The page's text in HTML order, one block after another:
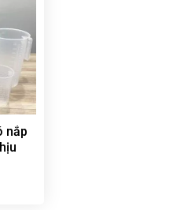
nắp